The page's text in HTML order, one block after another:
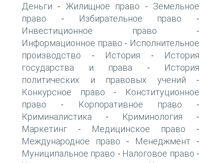
Деньги - Жилищное право - Земельное
право - Избирательное право -
Инвестиционное право -
Информационное право - Исполнительное
производство - История -
История
государства и права -
История
политических и правовых учений -
Конкурсное право -
Конституционное
право - Корпоративное право -
Криминалистика - Криминология -
Маркетинг - Медицинское право -
Международное право - Менеджмент -
Муниципальное право - Налоговое право -